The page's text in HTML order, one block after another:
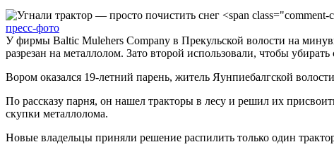
пресс-фото
У фирмы Baltic Mulehers Company в Прекульской волости на
разрезан на металлолом. Зато второй использовали, чтобы убирать
Вором оказался 19-летний парень, житель Яунпиебалгской
По рассказу парня, он нашел тракторы в лесу и решил их
скупки металлолома.
Новые владельцы приняли решение распилить только один